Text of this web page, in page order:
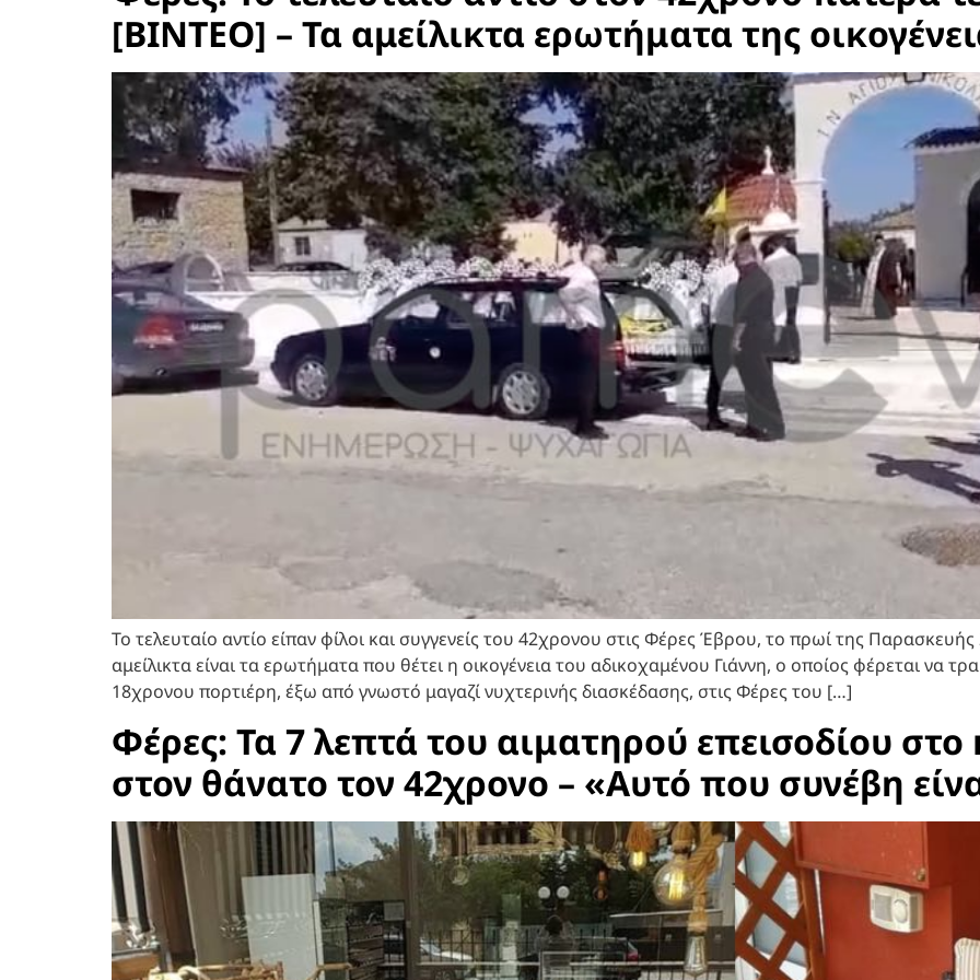
[BINTEO] – Τα αμείλικτα ερωτήματα της
Το τελευταίο αντίο είπαν φίλοι και συγγενείς του 42χρονου στις Φέρες Έβρου, το πρωί της
αμείλικτα είναι τα ερωτήματα που θέτει η οικογένεια του αδικοχαμένου Γιάννη, ο οποίος φέρεται να
18χρονου πορτιέρη, έξω από γνωστό μαγαζί νυχτερινής διασκέδασης, στις Φέρες του […]
Φέρες: Τα 7 λεπτά του αιματηρού επεισοδίου
στον θάνατο τον 42χρονο – «Αυτό που συνέβη